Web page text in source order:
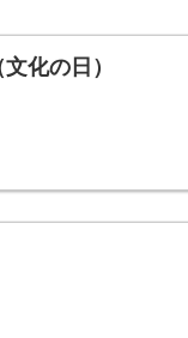
化の日）